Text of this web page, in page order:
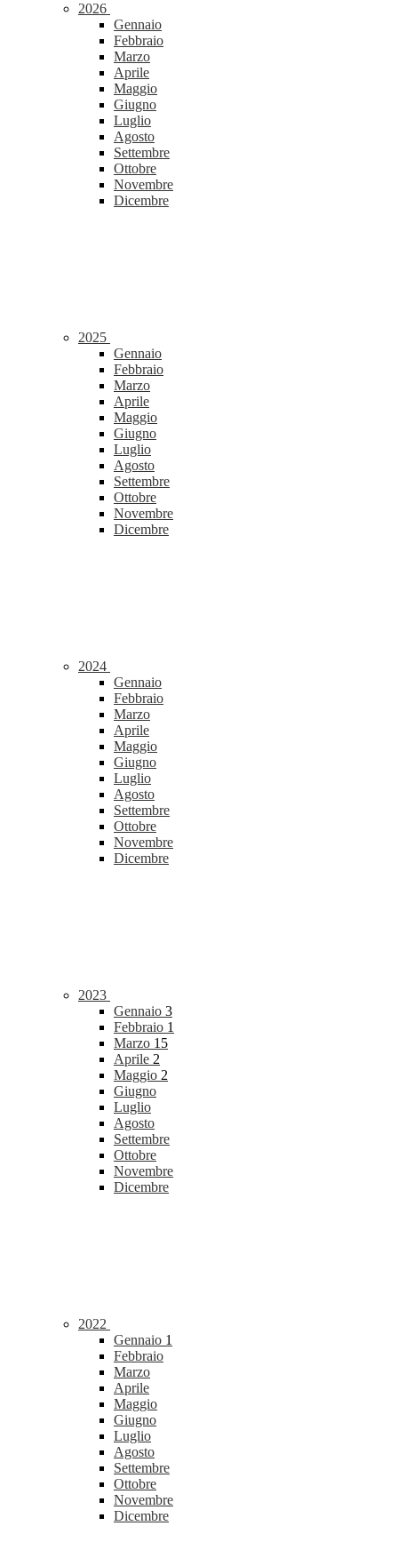
2026
Gennaio
Febbraio
Marzo
Aprile
Maggio
Giugno
Luglio
Agosto
Settembre
Ottobre
Novembre
Dicembre
2025
Gennaio
Febbraio
Marzo
Aprile
Maggio
Giugno
Luglio
Agosto
Settembre
Ottobre
Novembre
Dicembre
2024
Gennaio
Febbraio
Marzo
Aprile
Maggio
Giugno
Luglio
Agosto
Settembre
Ottobre
Novembre
Dicembre
2023
Gennaio 3
Febbraio 1
Marzo 15
Aprile 2
Maggio 2
Giugno
Luglio
Agosto
Settembre
Ottobre
Novembre
Dicembre
2022
Gennaio 1
Febbraio
Marzo
Aprile
Maggio
Giugno
Luglio
Agosto
Settembre
Ottobre
Novembre
Dicembre